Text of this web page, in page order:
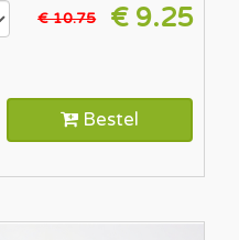
€ 10.75 € 9.25
Bestel